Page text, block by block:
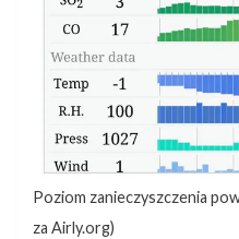
Poziom zanieczyszczenia
za Airly.org)